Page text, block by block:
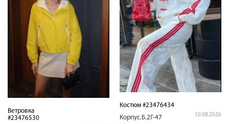
Ветровка
#23476530
Костюм #23476434
Корпус.Б.2Г-47
10.08.2026